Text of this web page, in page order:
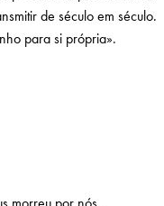
de século em século.
para si própria».